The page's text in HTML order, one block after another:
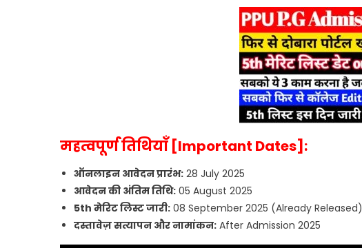
महत्वपूर्ण तिथियाँ [Important Dates]:
ऑनलाइन आवेदन प्रारंभ: 28 July 2025
आवेदन की अंतिम तिथि: 05 August 2025
5th मेरिट लिस्ट जारी: 08 September 2025 (Already Released)
दस्तावेज़ सत्यापन और नामांकन: After Admission 2025